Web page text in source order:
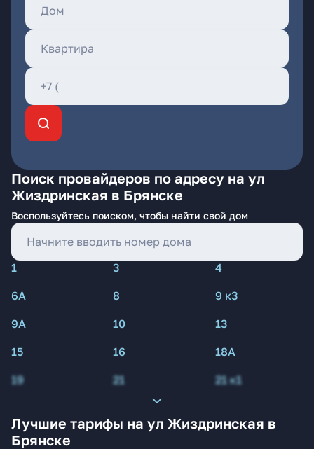
Поиск провайдеров по адресу на ул
Жиздринская в Брянске
Воспользуйтесь поиском, чтобы найти свой дом
1 3
4
6А
8
9 к3
9А
10
13
15
16
18А
19
21 21 к1
Лучшие тарифы на ул Жиздринская в
Брянске